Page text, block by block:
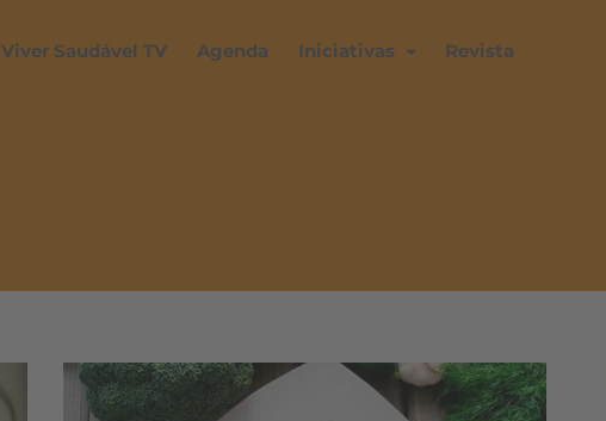
Viver Saudável TV Agenda Iniciativas Revista